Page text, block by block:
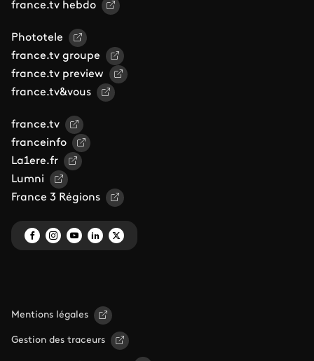
france.tv hebdo
Phototele
france.tv groupe
france.tv preview
france.tv&vous
france.tv
franceinfo
La1ere.fr
Lumni
France 3 Régions
Mentions légales
Gestion des traceurs